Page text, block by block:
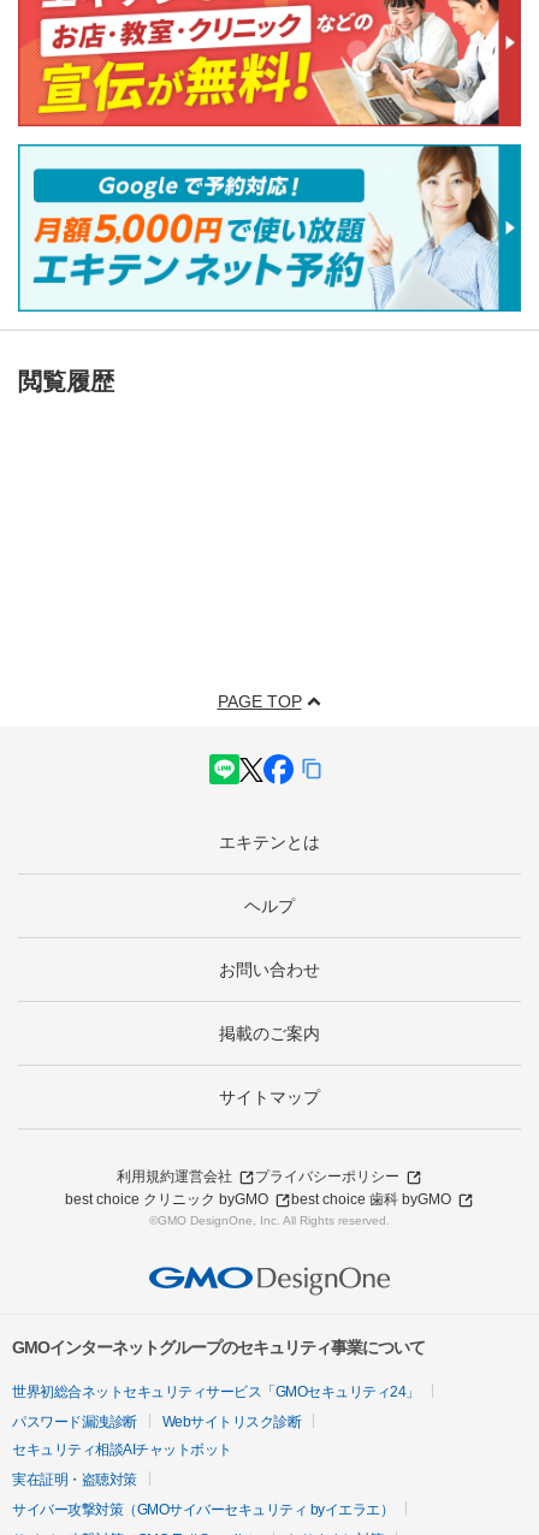
閲覧履歴
PAGE TOP
エキテンとは
ヘルプ
お問い合わせ
掲載のご案内
サイトマップ
利用規約運営会社
プライバシーポリシー
best choice クリニック byGMO
best choice 歯科 byGMO
©GMO DesignOne, Inc. All Rights reserved.
GMOインターネットグループのセキュリティ事業について
世界初総合ネットセキュリティサービス「GMOセキュリティ24」
パスワード漏洩診断
Webサイトリスク診断
セキュリティ相談AIチャットボット
実在証明・盗聴対策
サイバー攻撃対策（GMOサイバーセキュリティ byイエラエ）